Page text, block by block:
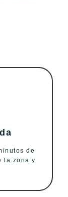
de
la zona y